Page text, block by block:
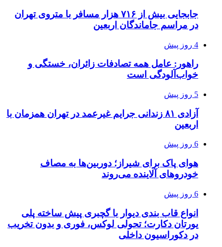
جابجایی بیش از ۷۱۶ هزار مسافر با متروی تهران
در مراسم جاماندگان اربعین
4 روز پیش
راهور: عامل همه تصادفات زائران، خستگی و
خواب‌آلودگی است
5 روز پیش
آزادی ۸۱ زندانی جرایم غیرعمد در تهران همزمان با
اربعین
6 روز پیش
هوای پاک برای شیراز؛ دوربین‌ها به مصاف
خودروهای آلاینده می‌روند
6 روز پیش
انواع قاب بندی دیوار با گچبری پیش ساخته پلی
یورتان دکارت؛ تحولی لوکس، فوری و بدون تخریب
در دکوراسیون داخلی